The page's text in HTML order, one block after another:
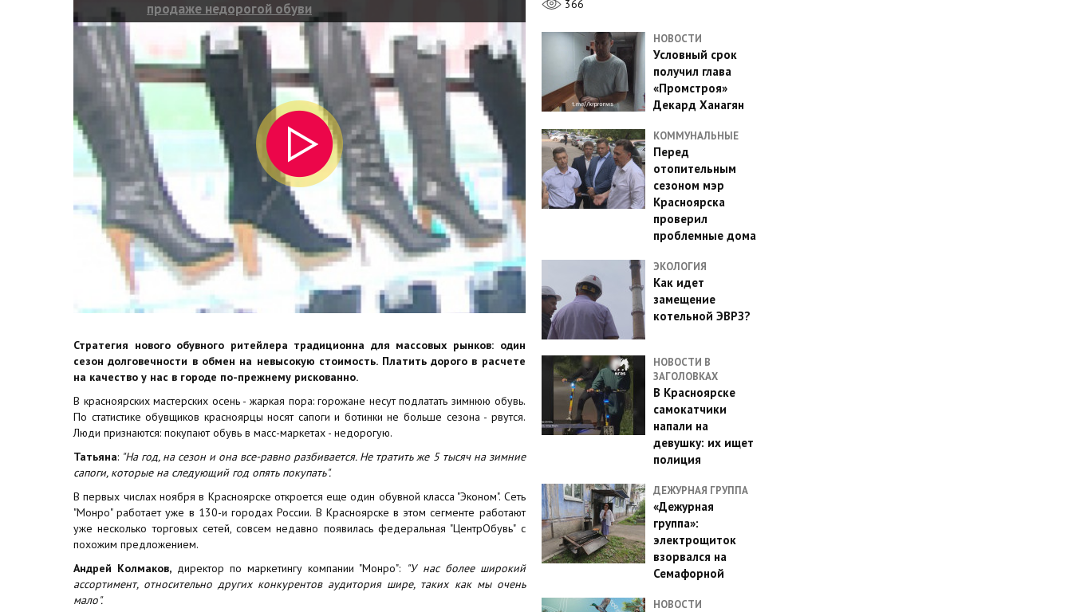
продаже недорогой обуви
Стратегия нового обувного ритейлера традиционна для массовых рынков: один
сезон долговечности в обмен на невысокую стоимость. Платить дорого в расчете
на качество у нас в городе по-прежнему рискованно.
В красноярских мастерских осень - жаркая пора: горожане несут подлатать зимнюю обувь.
По статистике обувщиков красноярцы носят сапоги и ботинки не больше сезона - рвутся.
Люди признаются: покупают обувь в масс-маркетах - недорогую.
Татьяна: "На год, на сезон и она все-равно разбивается. Не тратить же 5 тысяч на зимние
сапоги, которые на следующий год опять покупать".
В первых числах ноября в Красноярске откроется еще один обувной класса "Эконом". Сеть
"Монро" работает уже в 130-и городах России. В Красноярске в этом сегменте работают
уже несколько торговых сетей, совсем недавно появилась федеральная "ЦентрОбувь" с
похожим предложением.
Андрей Колмаков, директор по маркетингу компании "Монро": "У нас более широкий
ассортимент, относительно других конкурентов аудитория шире, таких как мы очень
мало".
366
НОВОСТИ
Условный срок
получил глава
«Промстроя»
Декард Ханагян
КОММУНАЛЬНЫЕ
Перед
отопительным
сезоном мэр
Красноярска
проверил
проблемные дома
ЭКОЛОГИЯ
Как идет
замещение
котельной ЭВРЗ?
НОВОСТИ В
ЗАГОЛОВКАХ
В Красноярске
самокатчики
напали на
девушку: их ищет
полиция
ДЕЖУРНАЯ ГРУППА
«Дежурная
группа»:
электрощиток
взорвался на
Семафорной
НОВОСТИ